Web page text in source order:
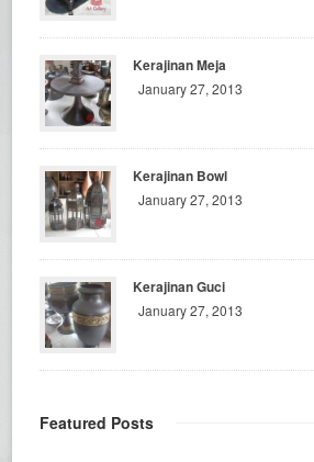
Kerajinan Meja
January 27, 2013
Kerajinan Bowl
January 27, 2013
Kerajinan Guci
January 27, 2013
Featured Posts